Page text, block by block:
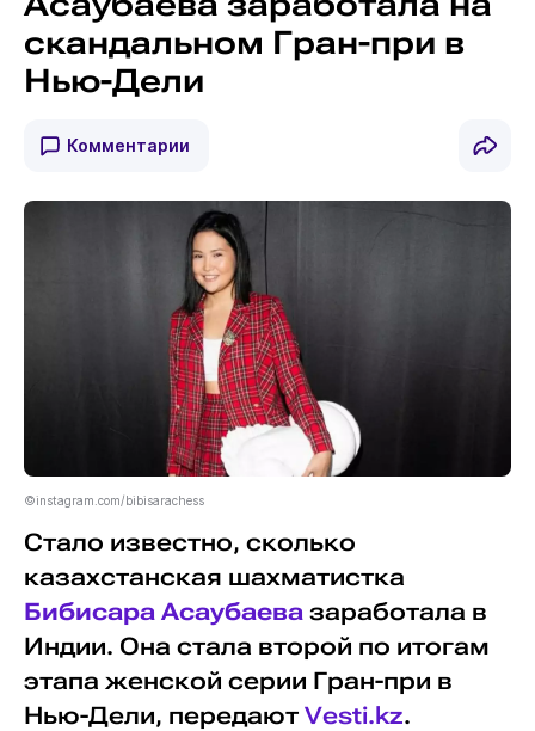
скандальном Гран-при в
Нью-Дели
Комментарии
©instagram.com/bibisarachess
Стало известно, сколько
казахстанская шахматистка
Бибисара Асаубаевазаработала в
Индии. Она стала второй по итогам
этапа женской серии Гран-при в
Нью-Дели, передают Vesti.kz.